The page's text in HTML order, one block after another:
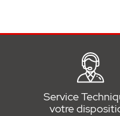
Service
votre